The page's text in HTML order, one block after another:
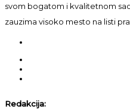
svom bogatom i kvalitetnom
zauzima visoko mesto na listi
Redakcija: